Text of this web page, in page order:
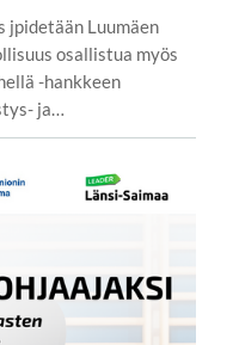
jpidetään Luumäen
osallistua myös
-hankkeen
ja…